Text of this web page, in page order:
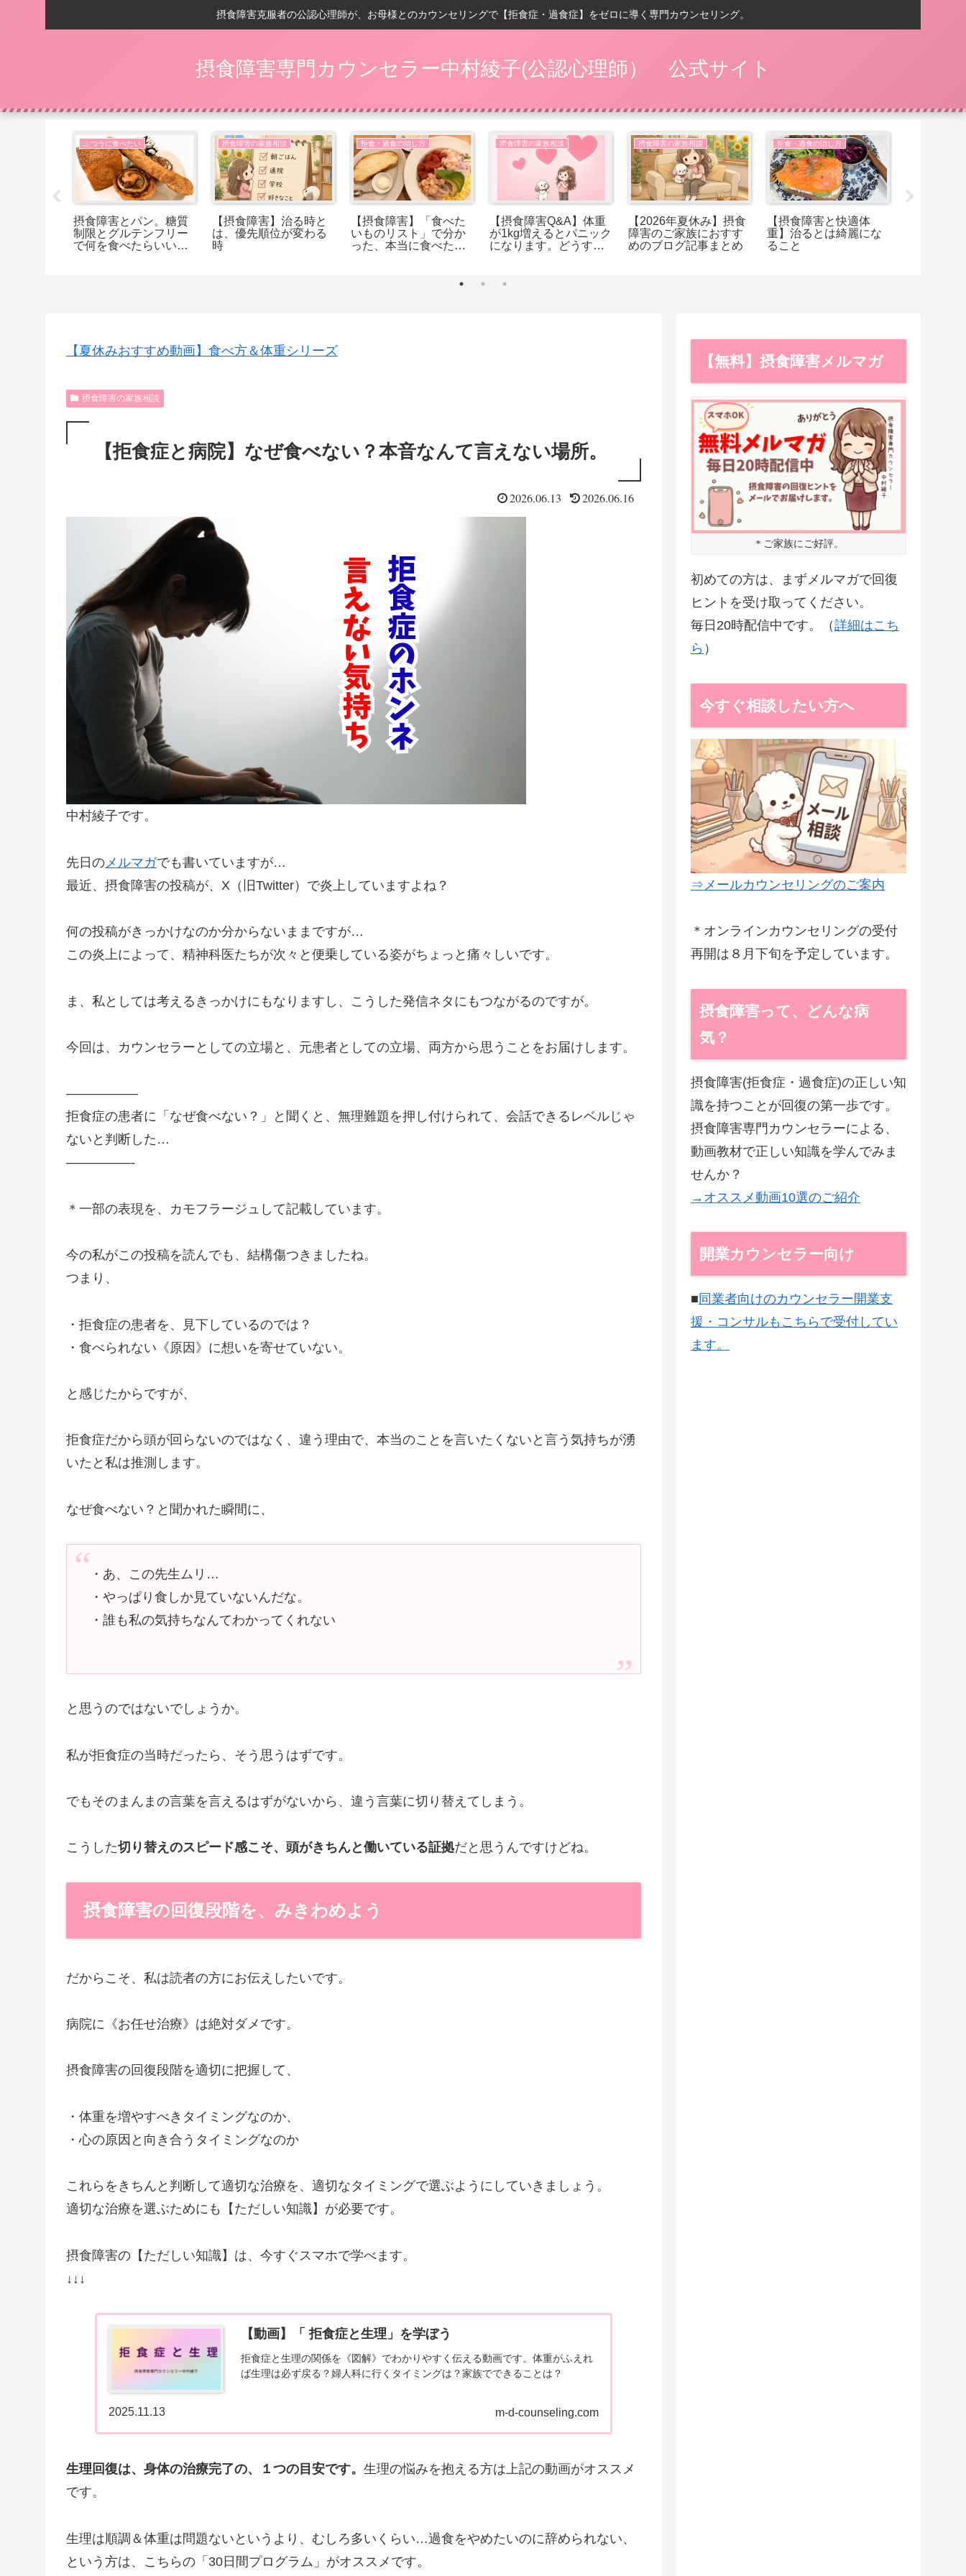
摂食障害克服者の公認心理師が、お母様とのカウンセリングで【拒食症・過食症】をゼロに導く専門カウンセリング。
摂食障害専門カウンセラー中村綾子(公認心理師） 公式サイト
ふつうに食べたい
摂食障害とパン。糖質
制限とグルテンフリー
で何を食べたらいいか
摂食障害の家族相談
【摂食障害】治る時と
は、優先順位が変わる
時
拒食・過食の治し方
【摂食障害】「食べた
いものリスト」で分か
った、本当に食べたか
摂食障害の家族相談
【摂食障害Q&A】体重
が1kg増えるとパニック
になります。どうすれ
摂食障害の家族相談
【2026年夏休み】摂食
障害のご家族におすす
めのブログ記事まとめ
拒食・過食の治し方
【摂食障害と快適体
重】治るとは綺麗にな
ること
【夏休みおすすめ動画】食べ方＆体重シリーズ
摂食障害の家族相談
【拒食症と病院】なぜ食べない？本音なんて言えない場所。
2026.06.13 2026.06.16
中村綾子です。
先日の メルマガでも書いていますが…
最近、摂食障害の投稿が、X（旧Twitter）で炎上していますよね？
何の投稿がきっかけなのか分からないままですが…
この炎上によって、精神科医たちが次々と便乗している姿がちょっと痛々しいです。
ま、私としては考えるきっかけにもなりますし、こうした発信ネタにもつながるのですが。
今回は、カウンセラーとしての立場と、元患者としての立場、両方から思うことをお届けします。
—————–
拒食症の患者に「なぜ食べない？」と聞くと、無理難題を押し付けられて、会話できるレベルじゃ
ないと判断した…
—————-
＊一部の表現を、カモフラージュして記載しています。
今の私がこの投稿を読んでも、結構傷つきましたね。
つまり、
・拒食症の患者を、見下しているのでは？
・食べられない《原因》に想いを寄せていない。
と感じたからですが、
拒食症だから頭が回らないのではなく、違う理由で、本当のことを言いたくないと言う気持ちが湧
いたと私は推測します。
なぜ食べない？と聞かれた瞬間に、
・あ、この先生ムリ…
・やっぱり食しか見ていないんだな。
・誰も私の気持ちなんてわかってくれない
と思うのではないでしょうか。
私が拒食症の当時だったら、そう思うはずです。
でもそのまんまの言葉を言えるはずがないから、違う言葉に切り替えてしまう。
こうした切り替えのスピード感こそ、頭がきちんと働いている証拠だと思うんですけどね。
摂食障害の回復段階を、みきわめよう
だからこそ、私は読者の方にお伝えしたいです。
病院に《お任せ治療》は絶対ダメです。
摂食障害の回復段階を適切に把握して、
・体重を増やすべきタイミングなのか、
・心の原因と向き合うタイミングなのか
これらをきちんと判断して適切な治療を、適切なタイミングで選ぶようにしていきましょう。
適切な治療を選ぶためにも【ただしい知識】が必要です。
摂食障害の【ただしい知識】は、今すぐスマホで学べます。
↓↓↓
【動画】「 拒食症と生理」を学ぼう
拒食症と生理の関係を《図解》でわかりやすく伝える動画です。体重がふえれ
ば生理は必ず戻る？婦人科に行くタイミングは？家族でできることは？
m-d-counseling.com
2025.11.13
生理回復は、身体の治療完了の、１つの目安です。 生理の悩みを抱える方は上記の動画がオススメ
です。
生理は順調＆体重は問題ないというより、むしろ多いくらい…過食をやめたいのに辞められない、
という方は、こちらの「30日間プログラム」がオススメです。
【無料】摂食障害メルマガ
＊ご家族にご好評。
初めての方は、まずメルマガで回復
ヒントを受け取ってください。
毎日20時配信中です。（詳細はこち
ら ）
今すぐ相談したい方へ
⇒メールカウンセリングのご案内
＊オンラインカウンセリングの受付
再開は８月下旬を予定しています。
摂食障害って、どんな病
気？
摂食障害(拒食症・過食症)の正しい知
識を持つことが回復の第一歩です。
摂食障害専門カウンセラーによる、
動画教材で正しい知識を学んでみま
せんか？
→オススメ動画10選のご紹介
開業カウンセラー向け
■ 同業者向けのカウンセラー開業支
援・コンサルもこちらで受付してい
ます。